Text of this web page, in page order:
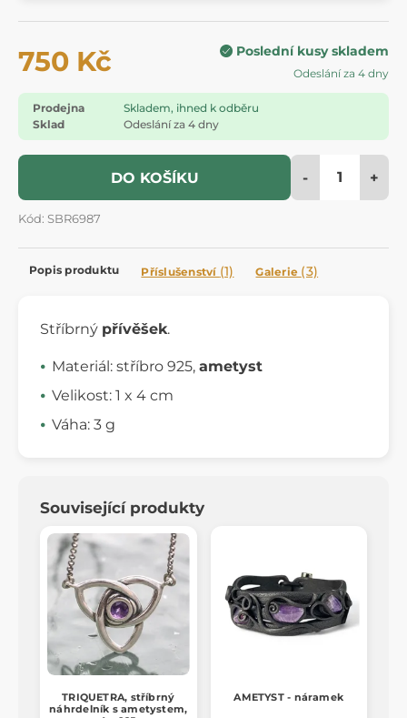
750 Kč Poslední kusy skladem
Odeslání za 4 dny
Prodejna
Skladem, ihned k odběru
Sklad
Odeslání za 4 dny
DO KOŠÍKU - +
Kód: SBR6987
Popis produktu Příslušenství (1) Galerie (3)
Stříbrný přívěšek.
Materiál: stříbro 925, ametyst
Velikost: 1 x 4 cm
Váha: 3 g
Související produkty
TRIQUETRA, stříbrný
náhrdelník s ametystem,
AMETYST - náramek